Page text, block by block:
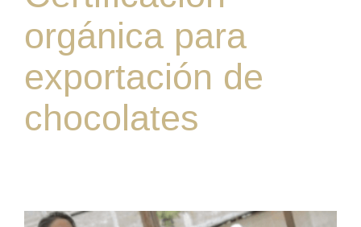
orgánica para
exportación de
chocolates